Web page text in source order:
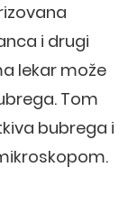
i drugi
lekar može
Tom
bubrega i